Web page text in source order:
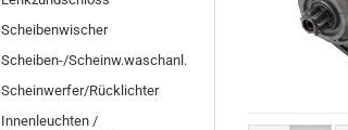
Scheibenwischer
Scheiben-/Scheinw.waschanl.
Scheinwerfer/Rücklichter
Innenleuchten /